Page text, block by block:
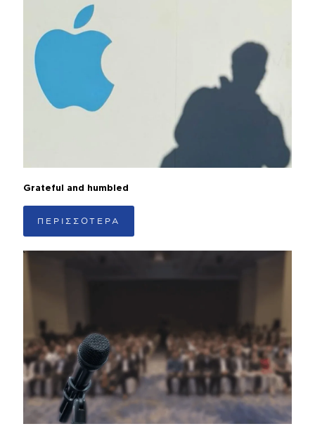
Grateful and humbled
ΠΕΡΙΣΣΟΤΕΡΑ